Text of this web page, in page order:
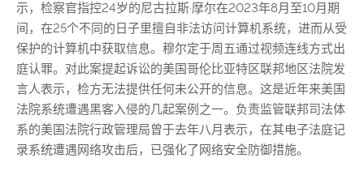
示，检察官指控24岁的尼古拉斯·摩尔在2023年8月至10月期
间，在25个不同的日子里擅自非法访问计算机系统，进而从受
保护的计算机中获取信息。穆尔定于周五通过视频连线方式出
庭认罪。对此案提起诉讼的美国哥伦比亚特区联邦地区法院发
言人表示，检方无法提供任何未公开的信息。这是近年来美国
法院系统遭遇黑客入侵的几起案例之一。负责监管联邦司法体
系的美国法院行政管理局曾于去年八月表示，在其电子法庭记
录系统遭遇网络攻击后，已强化了网络安全防御措施。